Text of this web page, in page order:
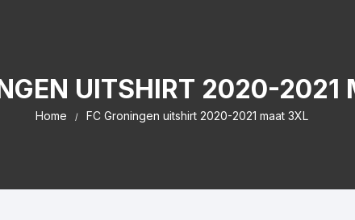
Veelgestelde vragen | FAQUITSHIRT 2020-2021
Home FC Groningen uitshirt 2020-2021 maat 3XL